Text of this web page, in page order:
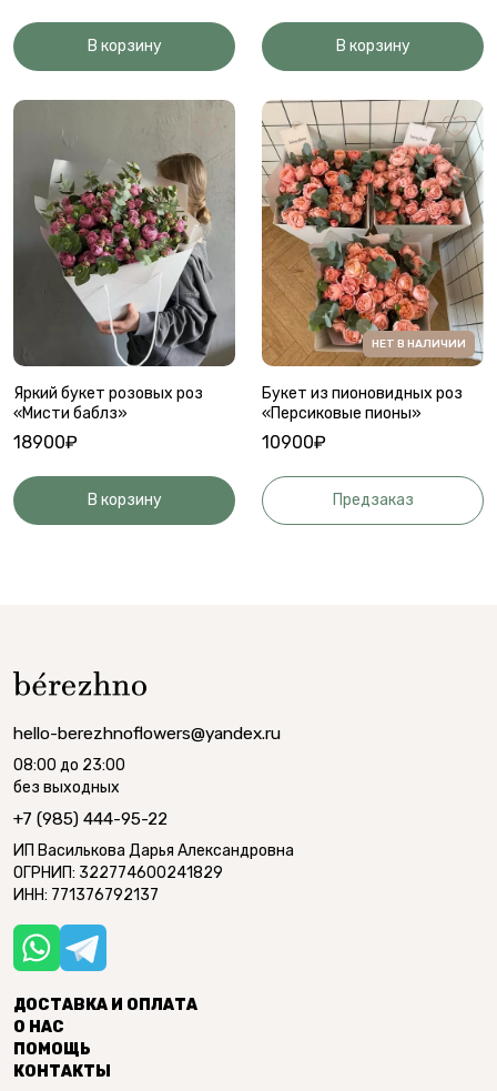
В корзину В корзину
Яркий букет розовых роз
«Мисти баблз»
18900₽
В корзину
НЕТ В НАЛИЧИИ
Букет из пионовидных роз
«Персиковые пионы»
10900₽
Предзаказ
hello-berezhnoflowers@yandex.ru
08:00 до 23:00
без выходных
+7 (985) 444-95-22
ИП Василькова Дарья Александровна
ОГРНИП: 322774600241829
ИНН: 771376792137
ДОСТАВКА И ОПЛАТА
О НАС
ПОМОЩЬ
КОНТАКТЫ